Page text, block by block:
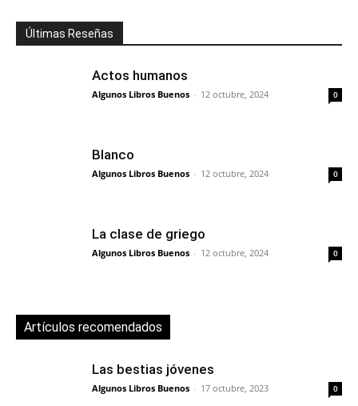
Últimas Reseñas
Actos humanos
Algunos Libros Buenos - 12 octubre, 2024 0
Blanco
Algunos Libros Buenos - 12 octubre, 2024 0
La clase de griego
Algunos Libros Buenos - 12 octubre, 2024 0
Artículos recomendados
Las bestias jóvenes
Algunos Libros Buenos - 17 octubre, 2023 0